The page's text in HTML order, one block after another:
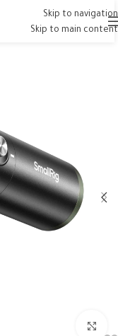
Skip to navigation
Skip to main content